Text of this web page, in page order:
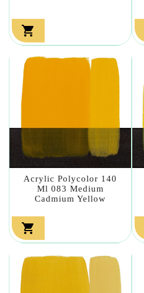

Acrylic Polycolor 140
Ml 083 Medium
Cadmium Yellow
